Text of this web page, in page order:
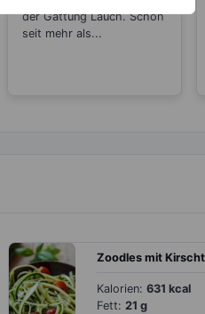
der Gattung Lauch. Schon
seit mehr als...
Zoodles mit
Kalorien: 631 kcal
Fett: 21 g